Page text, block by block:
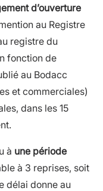
d’ouverture
au Registre
registre du
fonction de
au Bodacc
et commerciales)
dans les 15
à une période
à 3 reprises, soit
délai donne au